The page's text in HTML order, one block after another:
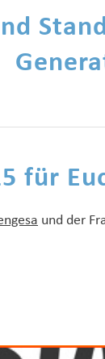
für
und der